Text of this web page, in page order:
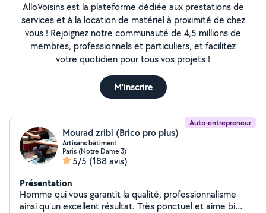
AlloVoisins est la plateforme dédiée aux prestations de
services et à la location de matériel à proximité de chez
vous ! Rejoignez notre communauté de 4,5 millions de
membres, professionnels et particuliers, et facilitez
votre quotidien pour tous vos projets !
M'inscrire
Auto-entrepreneur
Mourad zribi (Brico pro plus)
Artisans bâtiment
Paris (Notre Dame 3)
5/5 (188 avis)
Présentation
Homme qui vous garantit la qualité, professionnalisme
ainsi qu'un excellent résultat. Très ponctuel et aime bien